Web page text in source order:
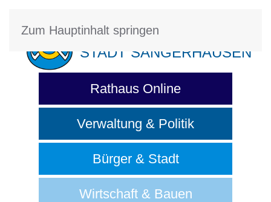
Zum Hauptinhalt springen
STADT SANGERHAUSEN
Rathaus Online
Verwaltung & Politik
Bürger & Stadt
Wirtschaft & Bauen